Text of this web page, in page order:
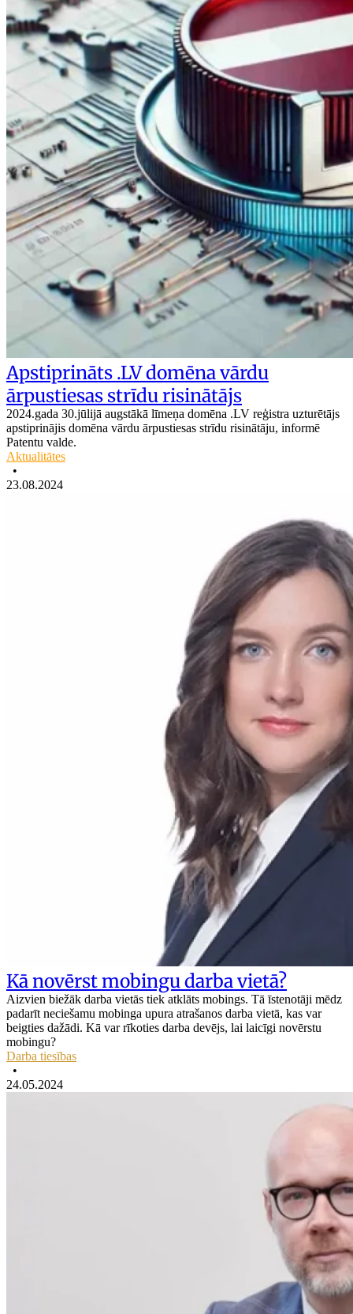
Apstiprināts .LV domēna vārdu
ārpustiesas strīdu risinātājs
2024.gada 30.jūlijā augstākā līmeņa domēna .LV reģistra uzturētājs
apstiprinājis domēna vārdu ārpustiesas strīdu risinātāju, informē
Patentu valde.
Aktualitātes
•
23.08.2024
Kā novērst mobingu darba vietā?
Aizvien biežāk darba vietās tiek atklāts mobings. Tā īstenotāji mēdz
padarīt neciešamu mobinga upura atrašanos darba vietā, kas var
beigties dažādi. Kā var rīkoties darba devējs, lai laicīgi novērstu
mobingu?
Darba tiesības
•
24.05.2024